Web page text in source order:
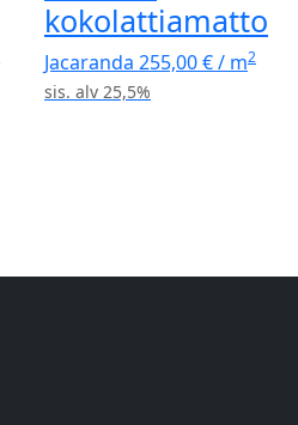
kokolattiamatto
Jacaranda 255,00€/ m2
sis. alv 25,5%